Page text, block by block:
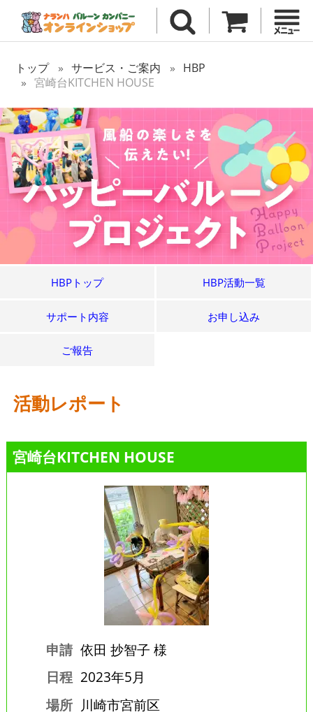
トップ サービス・ご案内
HBP
宮崎台KITCHEN HOUSE
HBPトップ HBP活動一覧
サポート内容 お申し込み
ご報告
活動レポート
宮崎台KITCHEN HOUSE
申請 依田 抄智子 様
日程 2023年5月
場所 川崎市宮前区